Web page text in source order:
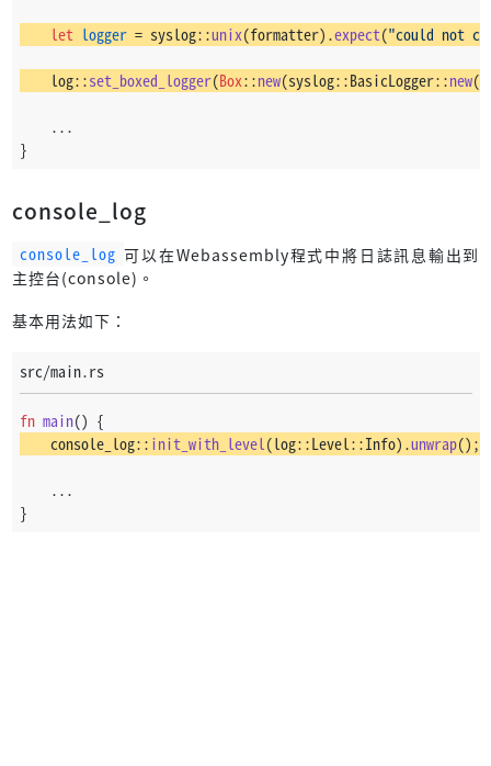
let logger = syslog::unix(formatter).expect("could not
    log::
set_boxed_logger(Box::new(syslog::BasicLogger::new
    ...
}
console_log
console_log 可以在Webassembly程式中將日誌訊息輸出到
主控台(console)。
基本用法如下：
src/main.rs
fn main() {
    console_log::
init_with_level(log::Level::Info).unwrap();
    ...
}